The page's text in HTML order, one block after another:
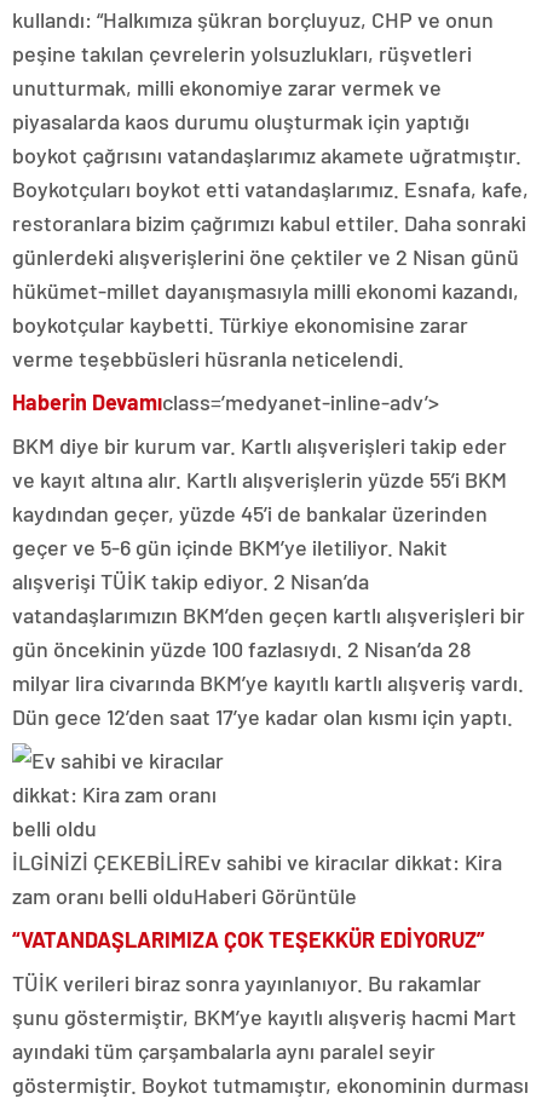
kullandı: “Halkımıza şükran borçluyuz, CHP ve onun
peşine takılan çevrelerin yolsuzlukları, rüşvetleri
unutturmak, milli ekonomiye zarar vermek ve
piyasalarda kaos durumu oluşturmak için yaptığı
boykot çağrısını vatandaşlarımız akamete uğratmıştır.
Boykotçuları boykot etti vatandaşlarımız. Esnafa, kafe,
restoranlara bizim çağrımızı kabul ettiler. Daha sonraki
günlerdeki alışverişlerini öne çektiler ve 2 Nisan günü
hükümet-millet dayanışmasıyla milli ekonomi kazandı,
boykotçular kaybetti. Türkiye ekonomisine zarar
verme teşebbüsleri hüsranla neticelendi.
Haberin Devamıclass=’medyanet-inline-adv’>
BKM diye bir kurum var. Kartlı alışverişleri takip eder
ve kayıt altına alır. Kartlı alışverişlerin yüzde 55’i BKM
kaydından geçer, yüzde 45’i de bankalar üzerinden
geçer ve 5-6 gün içinde BKM’ye iletiliyor. Nakit
alışverişi TÜİK takip ediyor. 2 Nisan’da
vatandaşlarımızın BKM’den geçen kartlı alışverişleri bir
gün öncekinin yüzde 100 fazlasıydı. 2 Nisan’da 28
milyar lira civarında BKM’ye kayıtlı kartlı alışveriş vardı.
Dün gece 12’den saat 17’ye kadar olan kısmı için yaptı.
İLGİNİZİ ÇEKEBİLİREv sahibi ve kiracılar dikkat: Kira
zam oranı belli olduHaberi Görüntüle
“VATANDAŞLARIMIZA ÇOK TEŞEKKÜR EDİYORUZ”
TÜİK verileri biraz sonra yayınlanıyor. Bu rakamlar
şunu göstermiştir, BKM’ye kayıtlı alışveriş hacmi Mart
ayındaki tüm çarşambalarla aynı paralel seyir
göstermiştir. Boykot tutmamıştır, ekonominin durması